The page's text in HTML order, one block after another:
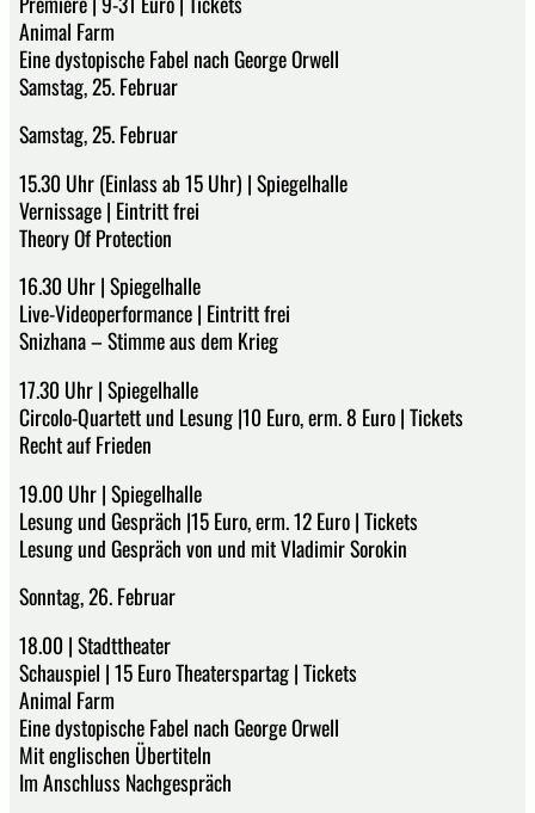
Animal Farm
Eine dystopische Fabel nach George Orwell
Samstag, 25. Februar
Samstag, 25. Februar
15.30 Uhr (Einlass ab 15 Uhr) | Spiegelhalle
Vernissage | Eintritt frei
Theory Of Protection
16.30 Uhr | Spiegelhalle
Live-Videoperformance | Eintritt frei
Snizhana – Stimme aus dem Krieg
17.30 Uhr | Spiegelhalle
Circolo-Quartett und Lesung |10 Euro, erm. 8 Euro | Tickets
Recht auf Frieden
19.00 Uhr | Spiegelhalle
Lesung und Gespräch |15 Euro, erm. 12 Euro | Tickets
Lesung und Gespräch von und mit Vladimir Sorokin
Sonntag, 26. Februar
18.00 | Stadttheater
Schauspiel | 15 Euro Theaterspartag | Tickets
Animal Farm
Eine dystopische Fabel nach George Orwell
Mit englischen Übertiteln
Im Anschluss Nachgespräch